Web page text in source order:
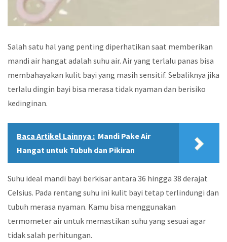
Salah satu hal yang penting diperhatikan saat memberikan
mandi air hangat adalah suhu air. Air yang terlalu panas bisa
membahayakan kulit bayi yang masih sensitif. Sebaliknya jika
terlalu dingin bayi bisa merasa tidak nyaman dan berisiko
kedinginan.
Baca Artikel Lainnya : Mandi Pake Air
Hangat untuk Tubuh dan Pikiran
Suhu ideal mandi bayi berkisar antara 36 hingga 38 derajat
Celsius. Pada rentang suhu ini kulit bayi tetap terlindungi dan
tubuh merasa nyaman. Kamu bisa menggunakan
termometer air untuk memastikan suhu yang sesuai agar
tidak salah perhitungan.